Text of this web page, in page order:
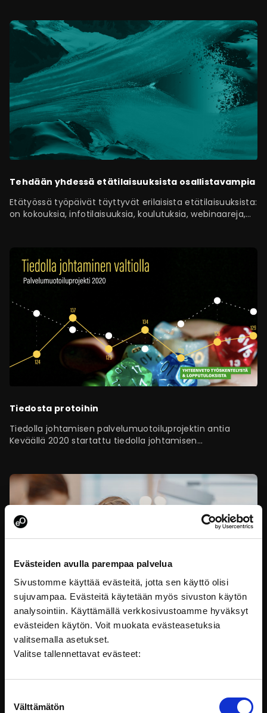
Evästeiden avulla parempaa palvelua
Sivustomme käyttää evästeitä, jotta sen käyttö olisi
sujuvampaa. Evästeitä käytetään myös sivuston käytön
analysointiin. Käyttämällä verkkosivustoamme hyväksyt
evästeiden käytön. Voit muokata evästeasetuksia
valitsemalla asetukset.
Valitse tallennettavat evästeet:
valinta
Välttämätön
Tehdään yhdessä etätilaisuuksista osallistavampia
Etätyössä työpäivät täyttyvät erilaisista etätilaisuuksista:
on kokouksia, infotilaisuuksia, koulutuksia, webinaareja,
Tiedosta protoihin
Tiedolla johtamisen palvelumuotoiluprojektin antia
Keväällä 2020 startattu tiedolla johtamisen
kokemuksiaan eOppiva-koulutuksen suunnittelusta.